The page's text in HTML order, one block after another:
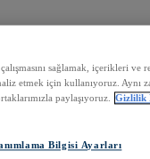
sağlamak, içerikleri ve
etmek için kullanıyoruz. Aynı
paylaşıyoruz.
Gizlilik
Bilgisi Ayarları